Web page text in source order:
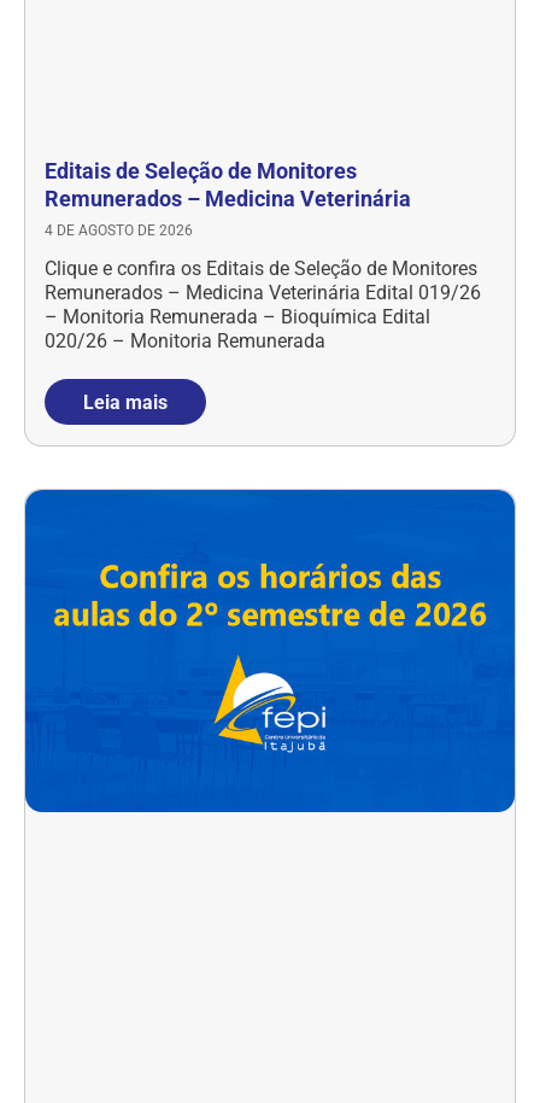
Editais de Seleção de Monitores
Remunerados – Medicina Veterinária
4 DE AGOSTO DE 2026
Clique e confira os Editais de Seleção de Monitores
Remunerados – Medicina Veterinária Edital 019/26
– Monitoria Remunerada – Bioquímica Edital
020/26 – Monitoria Remunerada
Leia mais